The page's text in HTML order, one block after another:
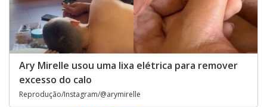
Ary Mirelle usou uma lixa elétrica para remover
excesso do calo
Reprodução/Instagram/@arymirelle